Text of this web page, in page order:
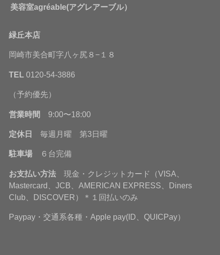
美容室agréable(アグレアーブル）
緑丘本店
岡崎市美合町字八ヶ尻８−１８
TEL 0120-54-3886
（予約優先）
営業時間 9:00〜18:00
定休日 毎週月曜 第3日曜
駐車場 ６台完備
お支払い方法現金・クレジットカード（VISA、
Mastercard、JCB、AMERICAN EXPRESS、Diners
Club、DISCOVER）＊１回払いのみ
Paypay・交通系各種・Apple pay(ID、QUICPay）